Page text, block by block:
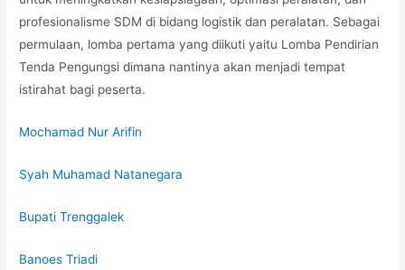
profesionalisme SDM di bidang logistik dan peralatan. Sebagai
permulaan, lomba pertama yang diikuti yaitu Lomba Pendirian
Tenda Pengungsi dimana nantinya akan menjadi tempat
istirahat bagi peserta.
Mochamad Nur Arifin
Syah Muhamad Natanegara
Bupati Trenggalek
Banoes Triadi